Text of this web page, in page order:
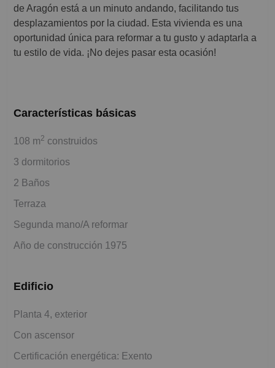
de Aragón está a un minuto andando, facilitando tus
desplazamientos por la ciudad. Esta vivienda es una
oportunidad única para reformar a tu gusto y adaptarla a
tu estilo de vida. ¡No dejes pasar esta ocasión!
Características básicas
108 m2 construidos
3 dormitorios
2 Baños
Terraza
Segunda mano/A reformar
Año de construcción 1975
Edificio
Planta 4, exterior
Con ascensor
Certificación energética: Exento